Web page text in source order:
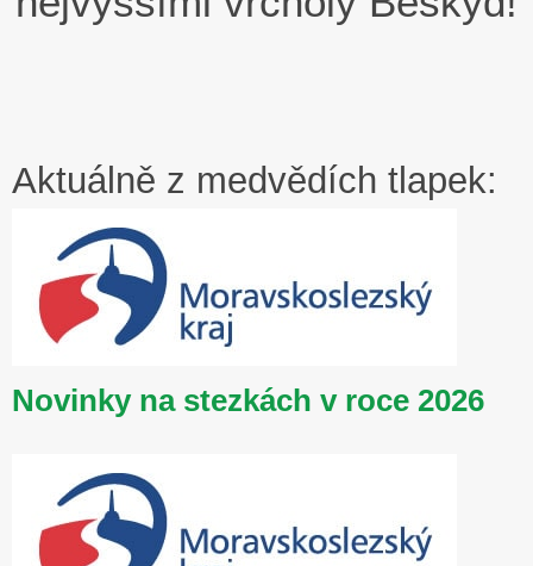
Aktuálně z medvědích tlapek:
Novinky na stezkách v roce 2026